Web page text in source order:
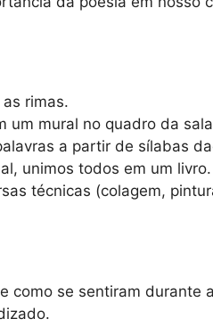
rimas.
um mural no quadro da
a partir de sílabas
unimos todos em um livro.
técnicas (colagem,
como se sentiram durante